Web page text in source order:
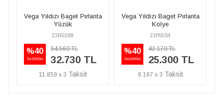
Pırlanta
Vega Yıldızı Baget Pırlanta
%40
İNDİRİM
42.170 TL
25.300 TL
9.167 x 3
Vega Yıldızı Baget Pırlanta
%40
İNDİRİM
54.560 TL
32.730 TL
11.859 x 3